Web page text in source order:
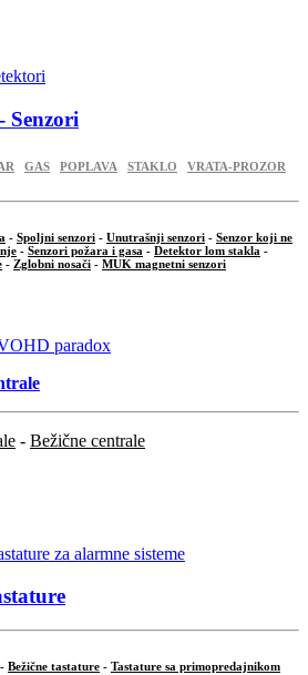
Senzori
GAS POPLAVA STAKLO VRATA-PROZOR
- Spoljni senzori - Unutrašnji senzori - Senzor koji ne
- Senzori požara i gasa - Detektor lom stakla -
- Zglobni nosači - MUK magnetni senzori
- Bežične centrale
- Bežične tastature - Tastature sa primopredajnikom